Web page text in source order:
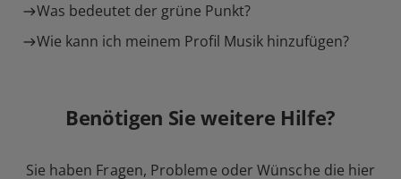
Was bedeutet der grüne Punkt?
Wie kann ich meinem Profil Musik hinzufügen?
Benötigen Sie weitere Hilfe?
Sie haben Fragen, Probleme oder Wünsche die hier